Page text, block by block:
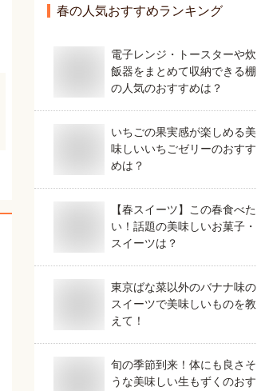
春の人気おすすめランキング
電子レンジ・トースターや炊
飯器をまとめて収納できる棚
の人気のおすすめは？
いちごの果実感が楽しめる美
味しいいちごゼリーのおすす
めは？
【春スイーツ】この春食べた
い！話題の美味しいお菓子・
スイーツは？
東京ばな菜以外のバナナ味の
スイーツで美味しいものを教
えて！
旬の季節到来！体にも良さそ
うな美味しい生もずくのおす